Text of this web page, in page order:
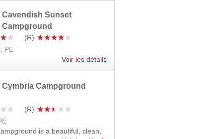
Cavendish Sunset
Campground
PE
Voir les détails
Cymbria Campground
is a beautiful, clean,